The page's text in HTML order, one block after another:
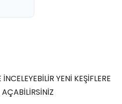
YENİ KEŞİFLERE
AÇABİLİRSİNİZ